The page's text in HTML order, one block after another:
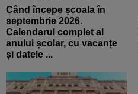
Când începe școala în
septembrie 2026.
Calendarul complet al
anului școlar, cu vacanțe
și datele ...